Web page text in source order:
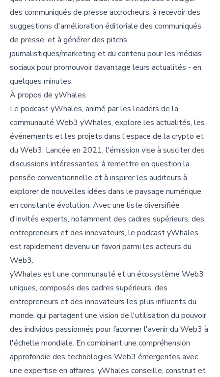
des communiqués de presse accrocheurs, à recevoir des
suggestions d'amélioration éditoriale des communiqués
de presse, et à générer des pitchs
journalistiques/marketing et du contenu pour les médias
sociaux pour promouvoir davantage leurs actualités - en
quelques minutes.
À propos de yWhales
Le podcast yWhales, animé par les leaders de la
communauté Web3 yWhales, explore les actualités, les
événements et les projets dans l'espace de la crypto et
du Web3. Lancée en 2021, l'émission vise à susciter des
discussions intéressantes, à remettre en question la
pensée conventionnelle et à inspirer les auditeurs à
explorer de nouvelles idées dans le paysage numérique
en constante évolution. Avec une liste diversifiée
d'invités experts, notamment des cadres supérieurs, des
entrepreneurs et des innovateurs, le podcast yWhales
est rapidement devenu un favori parmi les acteurs du
Web3.
yWhales est une communauté et un écosystème Web3
uniques, composés des cadres supérieurs, des
entrepreneurs et des innovateurs les plus influents du
monde, qui partagent une vision de l'utilisation du pouvoir
des individus passionnés pour façonner l'avenir du Web3 à
l'échelle mondiale. En combinant une compréhension
approfondie des technologies Web3 émergentes avec
une expertise en affaires, yWhales conseille, construit et